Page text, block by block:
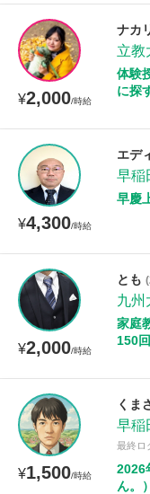
¥2,000/時給
ナカ
立教
体験
に探
¥4,300/時給
エデ
早稲
早慶
¥2,000/時給
とも
九州
家庭
150
¥1,500/時給
くま
早稲
最終ロ
2026
ん。）
土曜日 日曜日
所属大学
距離：15km以内
年齢：18-101歳
性別